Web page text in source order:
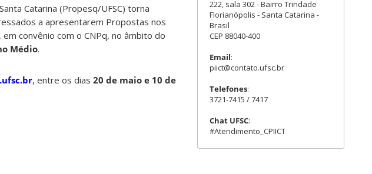
Catarina (Propesq/UFSC) torna
a apresentarem Propostas nos
convênio com o CNPq, no âmbito do
Médio.
, entre os dias 20 de maio e 10 de
222, sala 302 - Bairro Trindade
Florianópolis - Santa Catarina -
Brasil
CEP 88040-400
Email:
piict@contato.ufsc.br
Telefones:
3721-7415 / 7417
Chat UFSC:
#Atendimento_CPIICT